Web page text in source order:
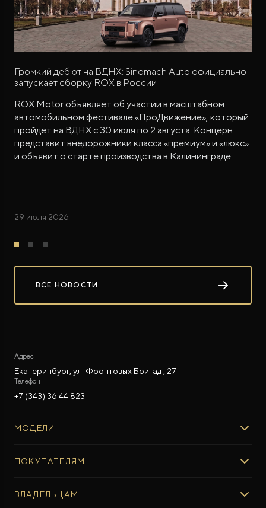
Громкий дебют на ВДНХ: Sinomach Auto официально
запускает сборку ROX в России
ROX Motor объявляет об участии в масштабном
автомобильном фестивале «ПроДвижение», который
пройдет на ВДНХ с 30 июля по 2 августа. Концерн
представит внедорожники класса «премиум» и «люкс»
и объявит о старте производства в Калининграде.
29 июля 2026
ВСЕ НОВОСТИ
Адрес
Екатеринбург, ул. Фронтовых Бригад , 27
Телефон
+7 (343) 36 44 823
МОДЕЛИ
ROX ADAMAS
ПОКУПАТЕЛЯМ
Авто в наличии
ВЛАДЕЛЬЦАМ